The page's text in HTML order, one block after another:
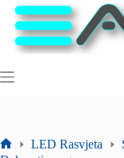
Preskoči
sadržaj
LED Rasvjeta